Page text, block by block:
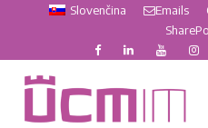
Slovenčina Emails